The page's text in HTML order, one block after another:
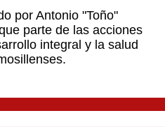
por Antonio "Toño"
parte de las acciones
integral y la salud